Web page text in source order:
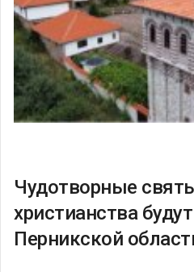
Чудотворные
христианства
Перникской